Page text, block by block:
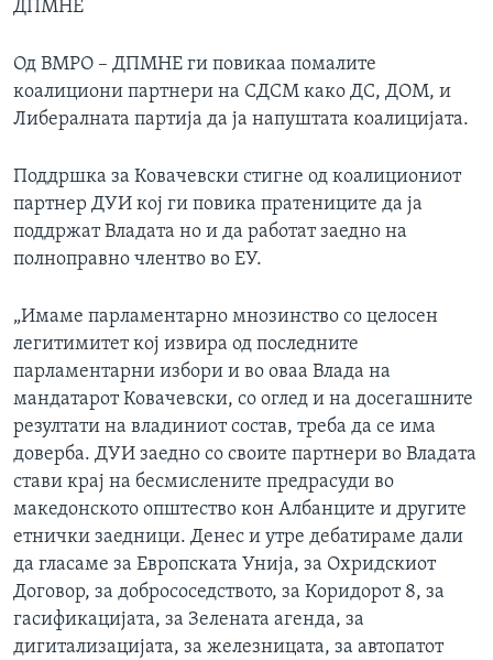
ДПМНЕ
Од ВМРО – ДПМНЕ ги повикаа помалите
коалициони партнери на СДСМ како ДС, ДОМ, и
Либералната партија да ја напуштата коалицијата.
Поддршка за Ковачевски стигне од коалициониот
партнер ДУИ кој ги повика пратениците да ја
поддржат Владата но и да работат заедно на
полноправно члентво во ЕУ.
„Имаме парламентарно мнозинство со целосен
легитимитет кој извира од последните
парламентарни избори и во оваа Влада на
мандатарот Ковачевски, со оглед и на досегашните
резултати на владиниот состав, треба да се има
доверба. ДУИ заедно со своите партнери во Владата
стави крај на бесмислените предрасуди во
македонското општество кон Албанците и другите
етнички заедници. Денес и утре дебатираме дали
да гласаме за Европската Унија, за Охридскиот
Договор, за добрососедството, за Коридорот 8, за
гасификацијата, за Зелената агенда, за
дигитализацијата, за железницата, за автопатот